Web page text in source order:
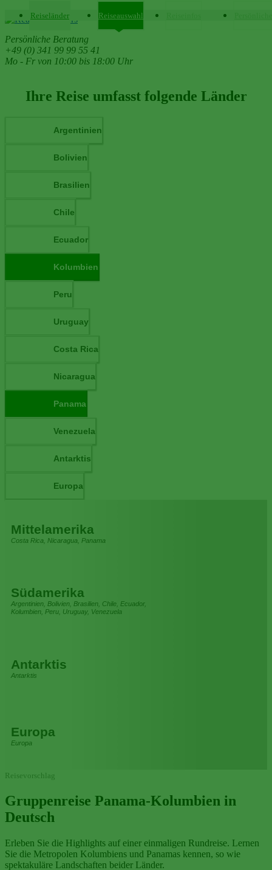
Persönliche Beratung
+49 (0) 341 99 99 55 41
Mo - Fr von 10:00 bis 18:00 Uhr
Reiseländer Reiseauswahl
Ihre Reise umfasst folgende Länder
Argentinien
Bolivien
Brasilien
Chile
Ecuador
Kolumbien
Peru
Uruguay
Costa Rica
Nicaragua
Panama
Venezuela
Antarktis
Europa
Mittelamerika
Costa Rica, Nicaragua, Panama
Südamerika
Argentinien, Bolivien, Brasilien, Chile, Ecuador,
Kolumbien, Peru, Uruguay, Venezuela
Antarktis
Antarktis
Europa
Europa
Reisevorschlag
Gruppenreise Panama-Kolumbien in
Deutsch
Erleben Sie die Highlights auf einer einmaligen Rundreise. Lernen
Sie die Metropolen Kolumbiens und Panamas kennen, so wie
spektakuläre Landschaften beider Länder.